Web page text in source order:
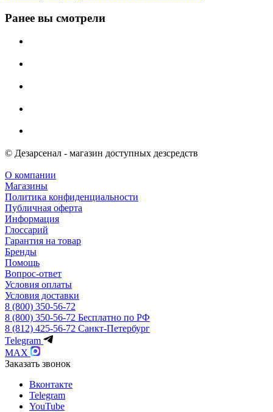
Ранее вы смотрели
© Дезарсенал - магазин доступных дезсредств
О компании
Магазины
Политика конфиденциальности
Публичная оферта
Информация
Глоссарий
Гарантия на товар
Бренды
Помощь
Вопрос-ответ
Условия оплаты
Условия доставки
8 (800) 350-56-72
8 (800) 350-56-72 Бесплатно по РФ
8 (812) 425-56-72 Санкт-Петербург
Telegram
MAX
Заказать звонок
Вконтакте
Telegram
YouTube